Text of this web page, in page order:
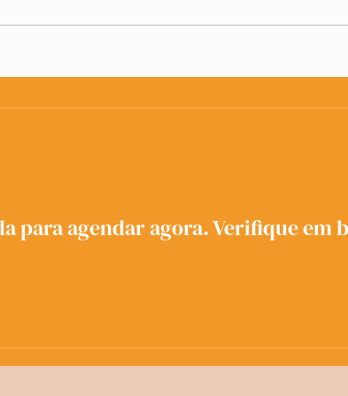
o Mercúrio Retrógrado: Como
para agendar agora. Verifique em